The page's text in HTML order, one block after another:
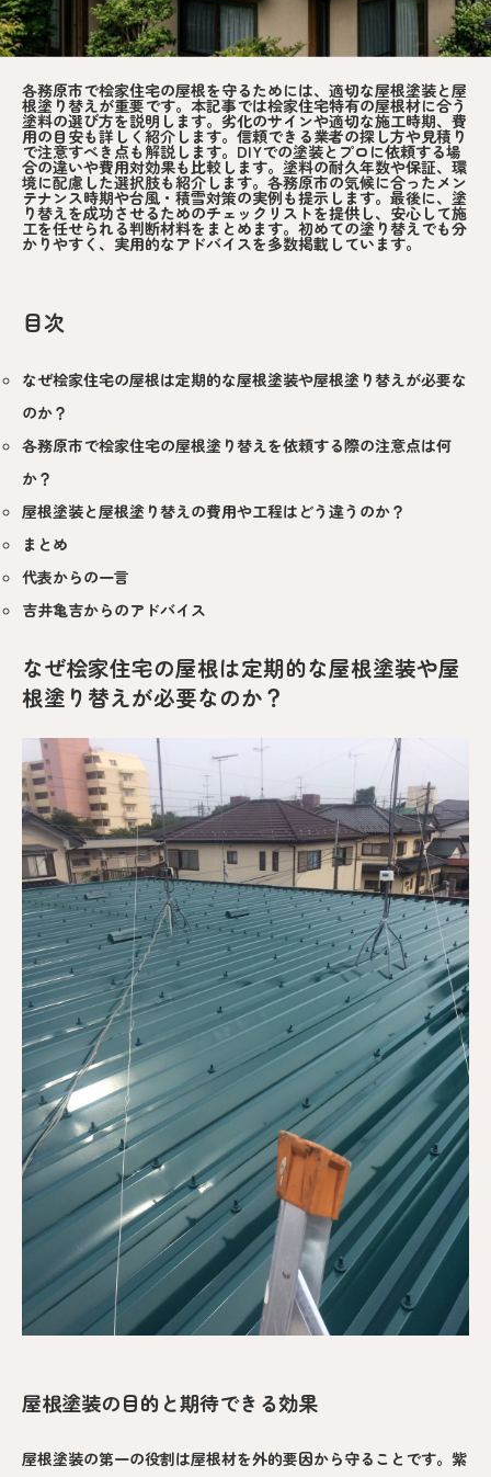
各務原市で桧家住宅の屋根を守るためには、適切な屋根塗装と屋
根塗り替えが重要です。本記事では桧家住宅特有の屋根材に合う
塗料の選び方を説明します。劣化のサインや適切な施工時期、費
用の目安も詳しく紹介します。信頼できる業者の探し方や見積り
で注意すべき点も解説します。DIYでの塗装とプロに依頼する場
合の違いや費用対効果も比較します。塗料の耐久年数や保証、環
境に配慮した選択肢も紹介します。各務原市の気候に合ったメン
テナンス時期や台風・積雪対策の実例も提示します。最後に、塗
り替えを成功させるためのチェックリストを提供し、安心して施
工を任せられる判断材料をまとめます。初めての塗り替えでも分
かりやすく、実用的なアドバイスを多数掲載しています。
目次
なぜ桧家住宅の屋根は定期的な屋根塗装や屋根塗り替えが必要な
のか？
各務原市で桧家住宅の屋根塗り替えを依頼する際の注意点は何
か？
屋根塗装と屋根塗り替えの費用や工程はどう違うのか？
まとめ
代表からの一言
吉井亀吉からのアドバイス
なぜ桧家住宅の屋根は定期的な屋根塗装や屋
根塗り替えが必要なのか？
屋根塗装の目的と期待できる効果
屋根塗装の第一の役割は屋根材を外的要因から守ることです。紫